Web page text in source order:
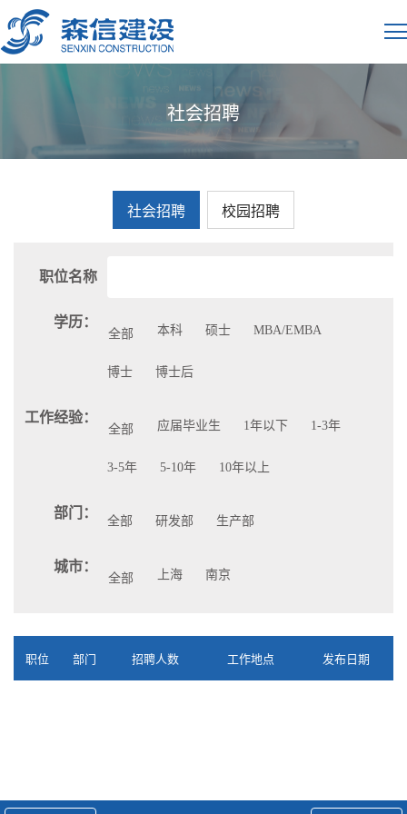
社会招聘
社会招聘 校园招聘
职位名称
学历：
全部 本科 硕士 MBA/EMBA
博士 博士后
工作经验：
全部 应届毕业生 1年以下 1-3年
3-5年 5-10年 10年以上
部门：
全部 研发部 生产部
城市：
全部 上海 南京
职位 部门 招聘人数 工作地点 发布日期